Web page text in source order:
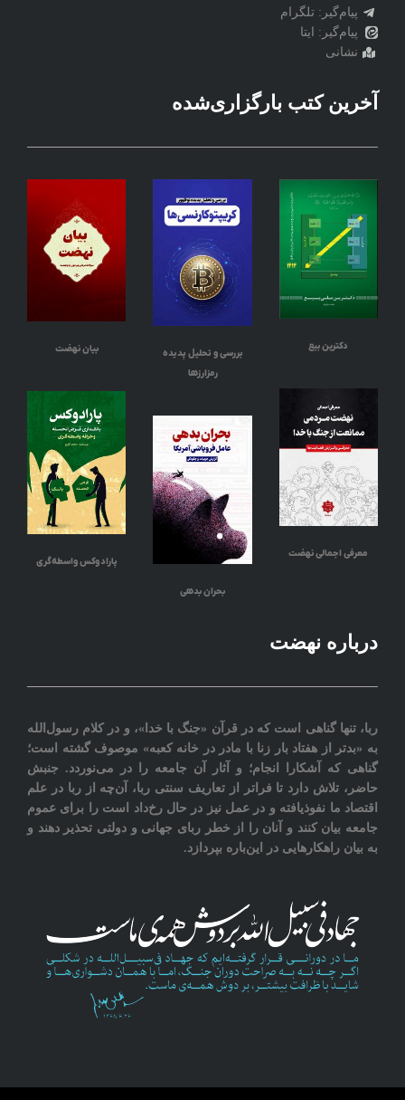
پیام‌گیر: تلگرام
پیام‌گیر: ایتا
نشانی
آخرین کتب بارگزاری‌شده
دکترین بیع
بررسی و تحلیل پدیده
رمزارزها
بیان نهضت
معرفی اجمالی نهضت
بحران بدهی
پارادوکس واسطه‌گری
درباره نهضت
ربا، تنها گناهی است که در قرآن «جنگ با خدا»، و در کلام رسول‌الله
به «بدتر از هفتاد بار زنا با مادر در خانه کعبه» موصوف گشته است؛
گناهی که آشکارا انجام؛ و آثار آن جامعه را در می‌نوردد‎. جنبش
حاضر، تلاش دارد تا فراتر از تعاريف سنتی ربا، آن‌چه از ربا در علم
اقتصاد ما نفوذیافته و در عمل نیز در حال رخ‌داد است را برای عموم
جامعه بيان کنند و آنان را از خطر ربای جهانی و دولتی تحذیر دهند و
به بیان راهکارهایی در این‌باره بپردازد.